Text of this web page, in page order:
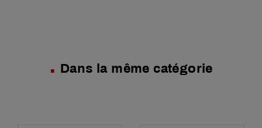
Dans la même catégorie